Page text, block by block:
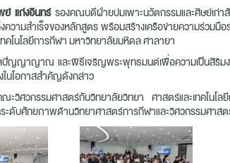
แก่งอินทร์รองคณบดีฝ่ายบ่มเพาะนวัตกรรมและศิษย์เก่
ความสำเร็จของหลักสูตร พร้อมสร้างเครือข่ายความร่วม
คโนโลยีการกีฬา มหาวิทยาลัยมหิดล ศาลายา
ญาญาณ และพิธีเจริญพระพุทธมนต์เพื่อความเป็นสิริม
นโอกาสสำคัญดังกล่าว
คณะวิศวกรรมศาสตร์กับวิทยาลัยวิทยา ศาสตร์และเท
ดับศักยภาพด้านวิทยาศาสตร์การกีฬาและวิศวกรรมศาสต